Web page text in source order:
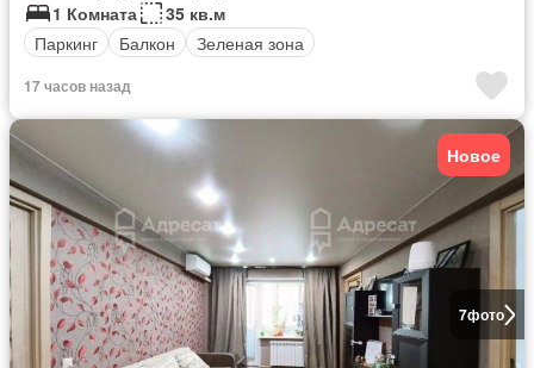
1 Комната
35 кв.м
Паркинг
Балкон Зеленая зона
17 часов назад
7фото
Новое